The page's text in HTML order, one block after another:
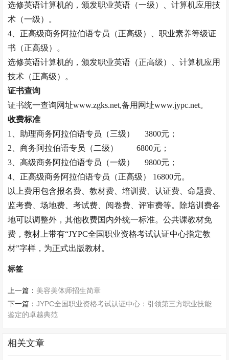
选修英语计算机的，颁发职业英语（一级）、计算机应用技
术（一级）。
4、正高级商务阿拉伯语专员 （正高级）、职业素养等级证
书（正高级）。
选修英语计算机的，颁发职业英语（正高级）、计算机应用
技术（正高级）。
证书查询
证书统一查询网址www.zgks.net,备用网址www.jypc.net。
收费标准
1、助理商务阿拉伯语专员 （三级）
3800元；
2、商务阿拉伯语专员 （二级）
6800元；
3、高级商务阿拉伯语专员 （一级）
9800元；
4、正高级商务阿拉伯语专员 （正高级）
16800元。
以上费用包含报名费、教材费、培训费、认证费、命题费、
监考费、场地费、考试费、阅卷费、评审费等。除培训费各
地可以调整外，其他收费国内外统一标准。公共课教材免
费，教材上带有“JYPC全国职业资格考试认证中心指定教
材”字样，为正式出版教材。
标签
上一篇： 美容美体师招生简章
下一篇：JYPC全国职业资格考试认证中心：引领第三方职业技能
鉴定的卓越典范
相关文章